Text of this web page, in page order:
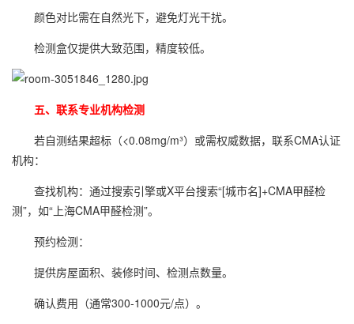
颜色对比需在自然光下，避免灯光干扰。
检测盒仅提供大致范围，精度较低。
五、联系专业机构检测
若自测结果超标（<0.08mg/m³）或需权威数据，联系CMA认证
机构：
查找机构：通过搜索引擎或X平台搜索“[城市名]+CMA甲醛检
测”，如“上海CMA甲醛检测”。
预约检测：
提供房屋面积、装修时间、检测点数量。
确认费用（通常300-1000元/点）。